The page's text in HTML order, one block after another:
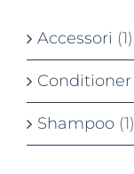
Accessori (1)
Conditioner
Shampoo (1)